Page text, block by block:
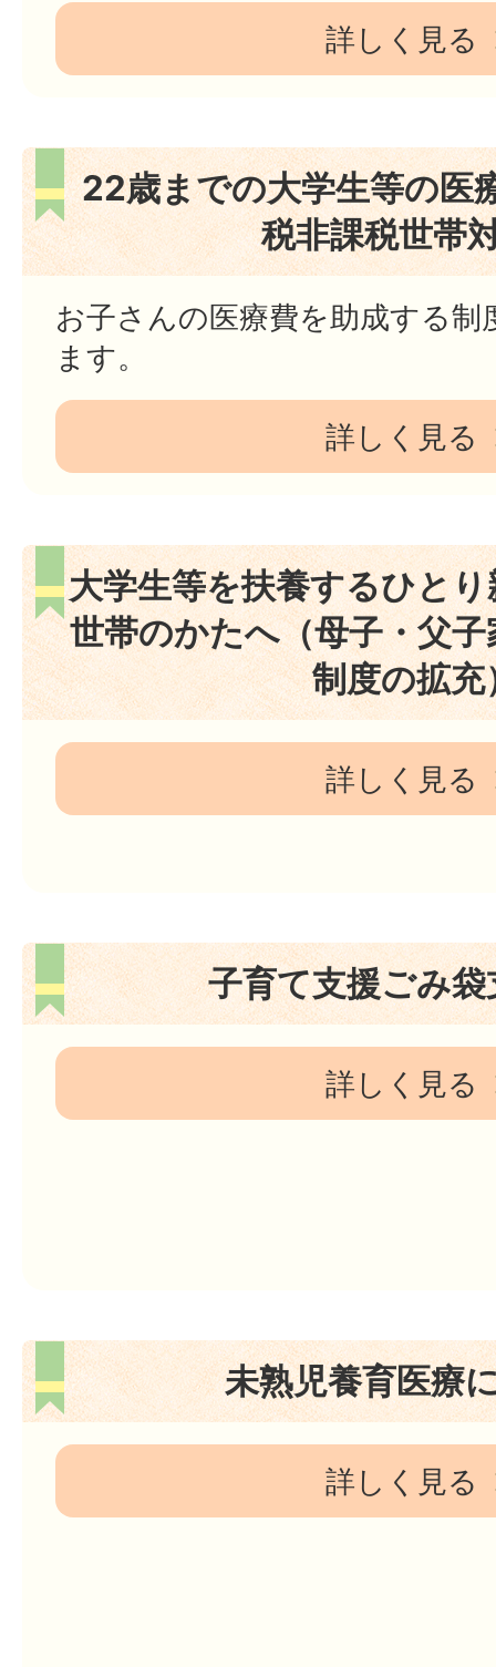
詳しく見る
22歳までの大学生等の医
税非課税世帯
お子さんの医療費を助成する
ます。
詳しく見る
大学生等を扶養するひと
世帯のかたへ（母子・父
制度の拡充
詳しく見る
子育て支援ごみ袋
詳しく見る
未熟児養育医療
詳しく見る